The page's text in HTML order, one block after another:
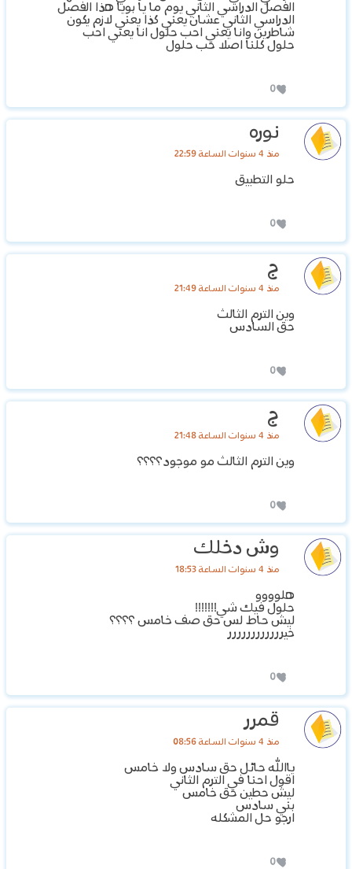
الفصل الدراسي الثاني يوم ما يا بويا هذا الفصل
الدراسي الثاني عشان يعني كذا يعني لازم يكون
شاطرين وانا يعني احب حلول انا يعني احب
حلول كلنا اصلا حب حلول
0
نوره
منذ 4 سنوات الساعة 22:59
حلو التطبيق
0
ج
منذ 4 سنوات الساعة 21:49
وين الترم الثالث
حق السادس
0
ج
منذ 4 سنوات الساعة 21:48
وين الترم الثالث مو موجود؟؟؟؟
0
وش دخلك
منذ 4 سنوات الساعة 18:53
هلوووو
حلول فيك شي!!!!!!!
ليش حاط لس حق صف خامس ؟؟؟؟
خيرررررررررررر
0
قمرر
منذ 4 سنوات الساعة 08:56
ياالله حائل حق سادس ولا خامس
اقول احنا في الترم الثاني
ليش حطين حق خامس
بني سادس
ارجو حل المشكله
0